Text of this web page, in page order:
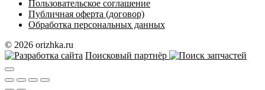
Пользовательское соглашение
Публичная оферта (договор)
Обработка персональных данных
© 2026 orizhka.ru
Поисковый партнёр